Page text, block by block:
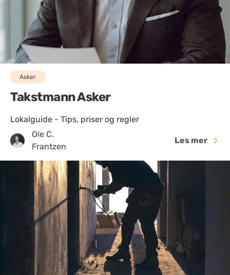
Asker
Takstmann Asker
Lokalguide - Tips, priser og regler
Ole C.
Frantzen
Les mer